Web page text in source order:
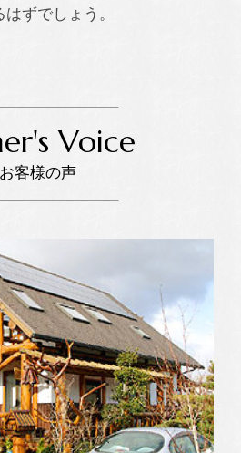
はずでしょう。
Voice
お客様の声